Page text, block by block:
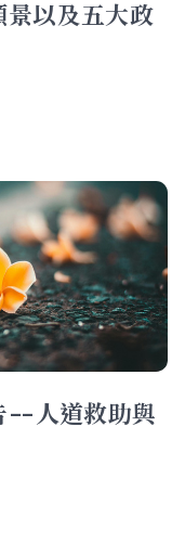
景以及五大政
--人道救助與